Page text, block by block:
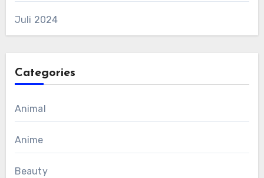
Juli 2024
Categories
Animal
Anime
Beauty